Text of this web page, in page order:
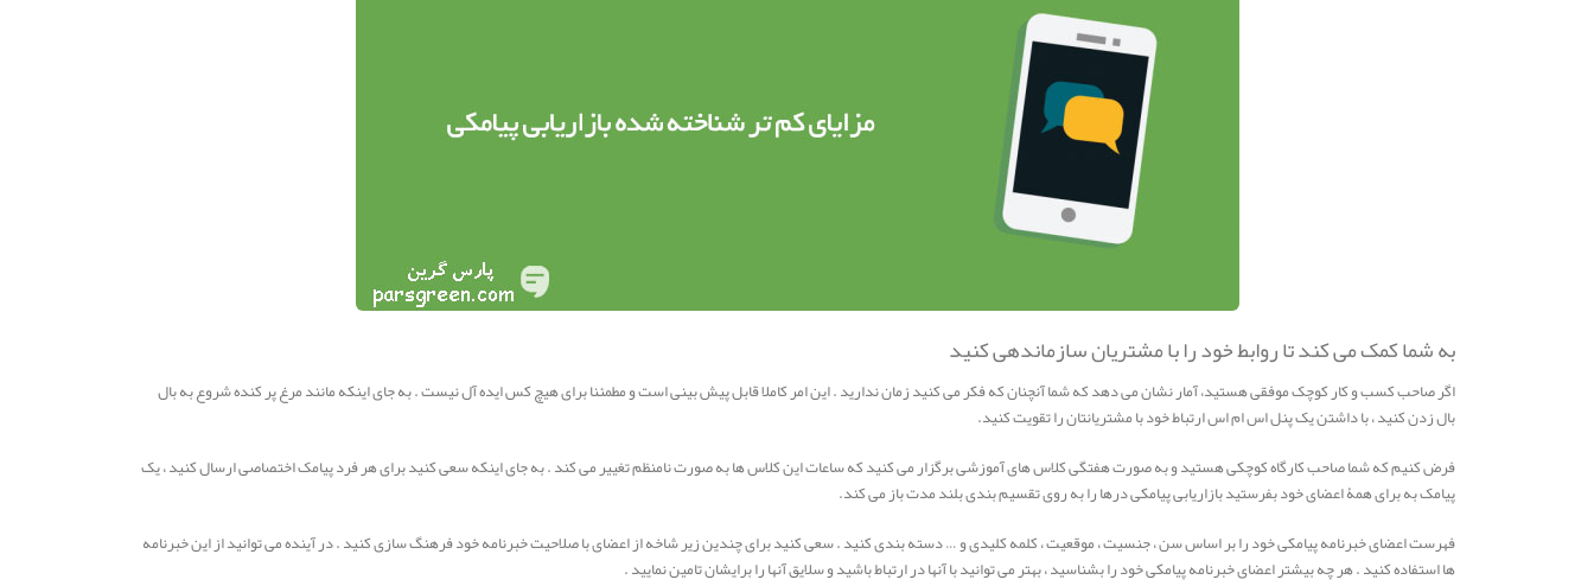
به شما کمک می کند تا روابط خود را با مشتریان سازماندهی کنید
اگر صاحب کسب و کار کوچک موفقی هستید، آمار نشان می دهد که شما آنچنان که فکر می کنید زمان ندارید . این امر کاملا قابل پیش بینی است و مطمئنا برای هیچ کس ایده آل نیست . به جای اینکه مانند مرغ پر کنده شروع به بال
بال زدن کنید ، با داشتن یک پنل اس ام اس ارتباط خود با مشتریانتان را تقویت کنید.
فرض کنیم که شما صاحب کارگاه کوچکی هستید و به صورت هفتگی کلاس های آموزشی برگزار می کنید که ساعات این کلاس ها به صورت نامنظم تغییر می کند . به جای اینکه سعی کنید برای هر فرد پیامک اختصاصی ارسال کنید ، یک
پیامک به برای همۀ اعضای خود بفرستید بازاریابی پیامکی درها را به روی تقسیم بندی بلند مدت باز می کند.
فهرست اعضای خبرنامه پیامکی خود را بر اساس سن ، جنسیت ، موقعیت ، کلمه کلیدی و … دسته بندی کنید . سعی کنید برای چندین زیر شاخه از اعضای با صلاحیت خبرنامه خود فرهنگ سازی کنید . در آینده می توانید از این خبرنامه
ها استفاده کنید . هر چه بیشتر اعضای خبرنامه پیامکی خود را بشناسید ، بهتر می توانید با آنها در ارتباط باشید و سلایق آنها را برایشان تامین نمایید .